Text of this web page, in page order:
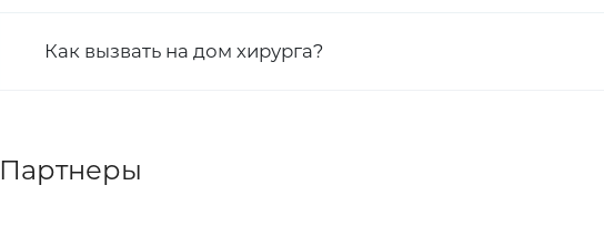
Как вызвать на дом хирурга?
Партнеры